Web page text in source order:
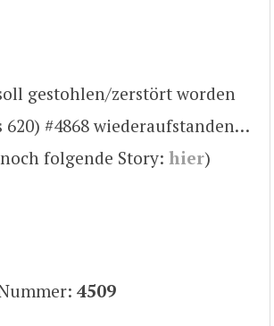
gestohlen/zerstört worden
620) #4868 wiederaufstanden…
folgende Story: hier)
4509